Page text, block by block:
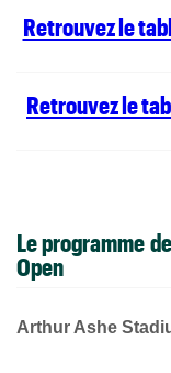
Retrouvez le
Retrouvez le
Le programme
Open
Arthur Ashe